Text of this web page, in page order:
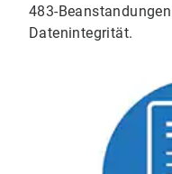
483-
Datenintegrität.